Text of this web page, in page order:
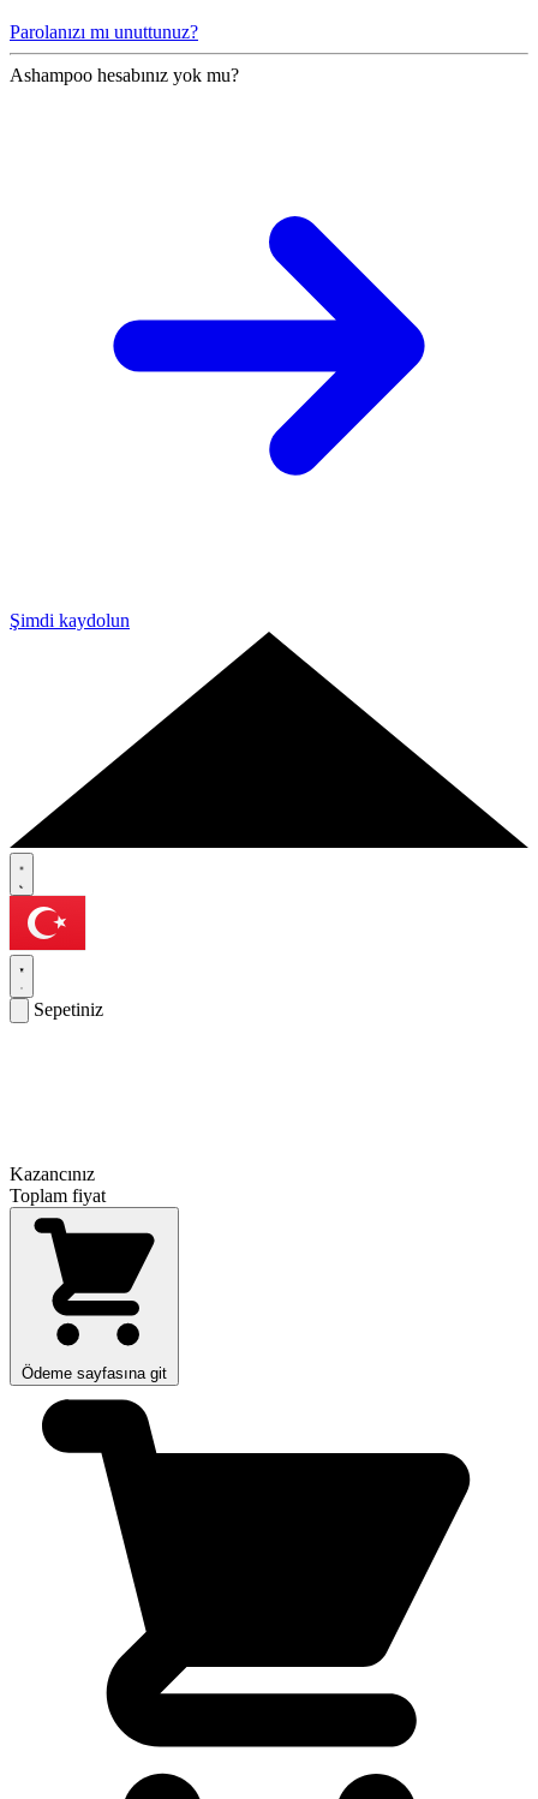
Parolanızı mı unuttunuz?
Ashampoo hesabınız yok mu?
Şimdi kaydolun
Sepetiniz
Kazancınız
Toplam fiyat
Ödeme sayfasına git